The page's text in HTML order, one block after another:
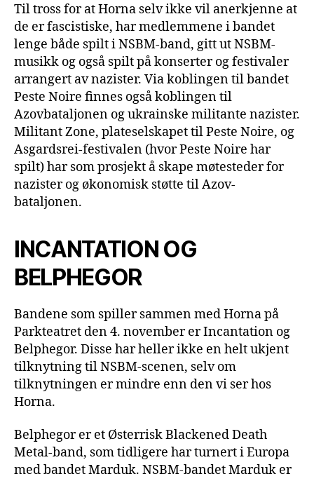
Til tross for at Horna selv ikke vil anerkjenne at
de er fascistiske, har medlemmene i bandet
lenge både spilt i NSBM-band, gitt ut NSBM-
musikk og også spilt på konserter og festivaler
arrangert av nazister. Via koblingen til bandet
Peste Noire finnes også koblingen til
Azovbataljonen og ukrainske militante nazister.
Militant Zone, plateselskapet til Peste Noire, og
Asgardsrei-festivalen (hvor Peste Noire har
spilt) har som prosjekt å skape møtesteder for
nazister og økonomisk støtte til Azov-
bataljonen.
INCANTATION OG
BELPHEGOR
Bandene som spiller sammen med Horna på
Parkteatret den 4. november er Incantation og
Belphegor. Disse har heller ikke en helt ukjent
tilknytning til NSBM-scenen, selv om
tilknytningen er mindre enn den vi ser hos
Horna.
Belphegor er et Østerrisk Blackened Death
Metal-band, som tidligere har turnert i Europa
med bandet Marduk. NSBM-bandet Marduk er